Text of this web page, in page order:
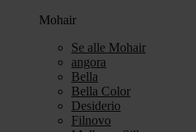
Mohair
Se alle Mohair
angora
Bella
Bella Color
Desiderio
Filnovo